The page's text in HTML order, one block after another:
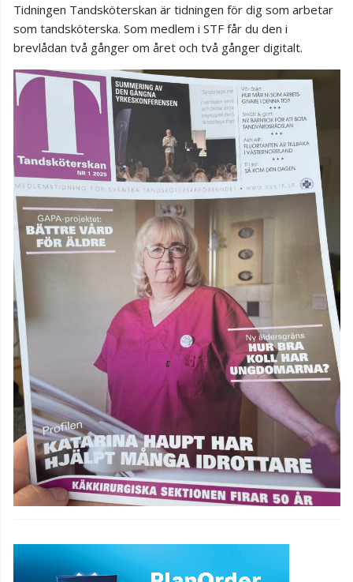
Tidningen Tandsköterskan är tidningen för dig som arbetar
som tandsköterska. Som medlem i STF får du den i
brevlådan två gånger om året och två gånger digitalt.